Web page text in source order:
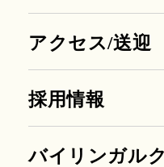
アクセス/送迎
採用情報
バイリンガル